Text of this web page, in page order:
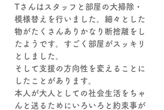
Tさんはスタッフと部屋の大掃除・
模様替えを行いました。細々とした
物がたくさんありかなり断捨離をし
たようです。すごく部屋がスッキリ
としました。
そして支援の方向性を変えることに
したことがあります。
本人が大人としての社会生活をちゃ
んと送るためにいろいろと約束事が